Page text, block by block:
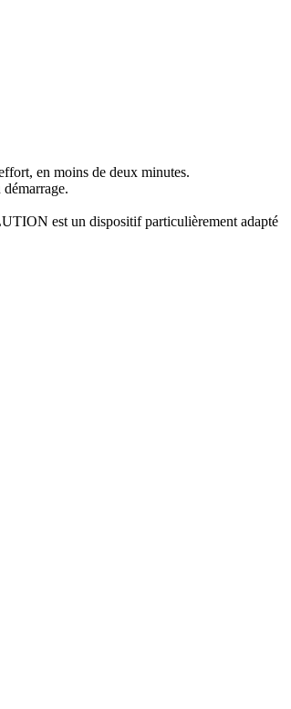
en moins de deux minutes.
est un dispositif particulièrement adapté